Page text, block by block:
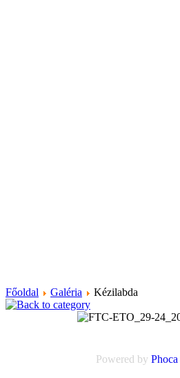
Főoldal Galéria Kézilabda
Powered by Phoca